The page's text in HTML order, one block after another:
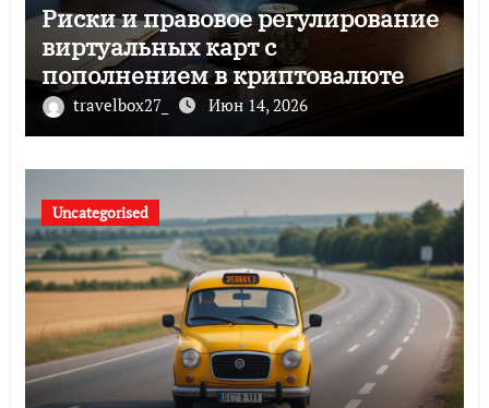
Риски и правовое регулирование
виртуальных карт с
пополнением в криптовалюте
travelbox27_ Июн 14, 2026
Uncategorised